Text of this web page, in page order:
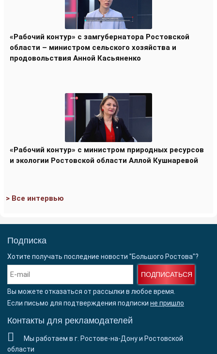
«Рабочий контур» с замгубернатора Ростовской
области – министром сельского хозяйства и
продовольствия Анной Касьяненко
«Рабочий контур» с министром природных ресурсов
и экологии Ростовской области Аллой Кушнаревой
> Все интервью
Подписка
Хотите получать последние новости "Большого Ростова"?
ПОДПИСАТЬСЯ
Вы можете отказаться от рассылки в любое время.
Если письмо для подтверждения подписки не пришло
Контакты для рекламодателей
Мы работаем в г. Ростове-на-Дону и Ростовской
области